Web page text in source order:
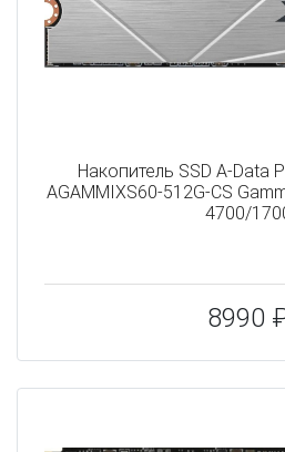
Накопитель SSD A-Data
AGAMMIXS60-512G-CS
4700/
8990